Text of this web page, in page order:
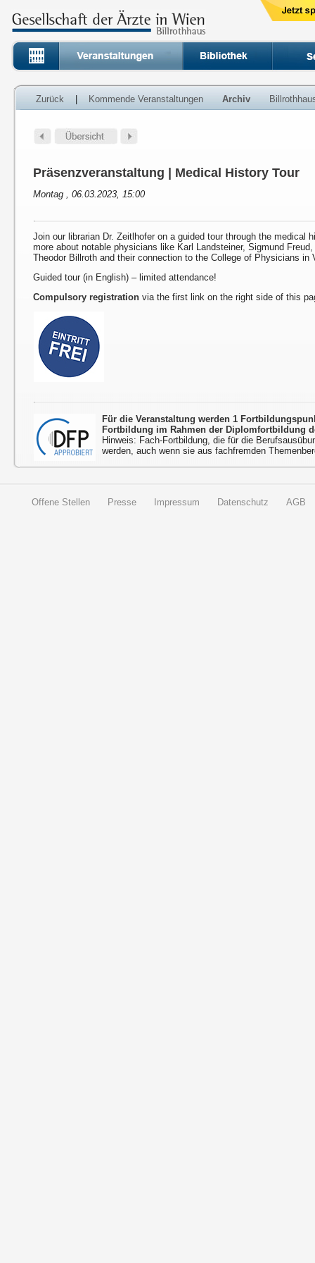
Zurück Kommende Veranstaltungen Archiv
Präsenzveranstaltung | Medical History Tour
Montag , 06.03.2023, 15:00
Join our librarian Dr. Zeitlhofer on a guided tour through the medical
more about notable physicians like Karl Landsteiner, Sigmund
Theodor Billroth and their connection to the College of Physicians in
Guided tour (in English) – limited attendance!
Compulsory registration via the first link on the right side of this
Für die Veranstaltung werden 1
Fortbildung im Rahmen der Diplomfortbildung
Hinweis: Fach-Fortbildung, die für die
werden, auch wenn sie aus fachfremden
Offene Stellen Presse Impressum Datenschutz AGB